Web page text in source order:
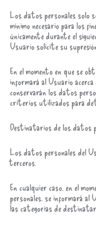
Los datos personales solo
mínimo necesario para los
únicamente durante el
Usuario solicite su
En el momento en que se
informará al Usuario
conservarán los datos
criterios utilizados para
Destinatarios de los datos
Los datos personales del
terceros.
En cualquier caso, en el
personales, se informará al
las categorías de